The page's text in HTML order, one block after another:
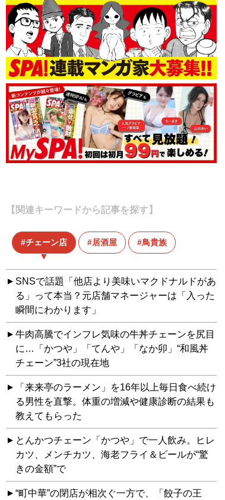
【関連キーワードから記事を探す】
チェーン店 居酒屋 鳥貴族
SNSで話題「他店より美味いマクドナルドがあ
る」って本当？元店舗マネージャーは「入った
瞬間にわかります」
牛肉高騰でインフレ気味の牛丼チェーンを尻目
に…「かつや」「てんや」「なか卯」“和風丼
チェーン”3社の現在地
「来来亭のラーメン」を16年以上毎日食べ続け
る男性を直撃。体重の増減や健康診断の結果も
教えてもらった
とんかつチェーン「かつや」で一人飲み。ヒレ
カツ、メンチカツ、海老フライ＆ビールが“驚
きの金額”で
“町中華”の閉店が相次ぐ一方で、「餃子の王